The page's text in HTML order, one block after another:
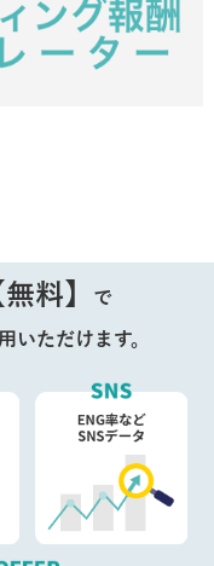
料】 で
いただけます。